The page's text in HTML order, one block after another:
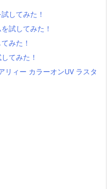
してみた！
試してみた！
みた！
てみた！
リィー カラーオンUV ラスタ